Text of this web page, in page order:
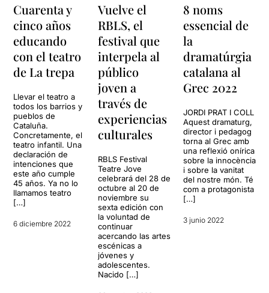
Cuarenta y
cinco años
educando
con el teatro
de La trepa
Llevar el teatro a
todos los barrios y
pueblos de
Cataluña.
Concretamente, el
teatro infantil. Una
declaración de
intenciones que
este año cumple
45 años. Ya no lo
llamamos teatro
[…]
6 diciembre 2022
Vuelve el
RBLS, el
festival que
interpela al
público
joven a
través de
experiencias
culturales
RBLS Festival
Teatre Jove
celebrará del 28 de
octubre al 20 de
noviembre su
sexta edición con
la voluntad de
continuar
acercando las artes
escénicas a
jóvenes y
adolescentes.
Nacido […]
8 noms
essencial de
la
dramatúrgia
catalana al
Grec 2022
JORDI PRAT I COLL
Aquest dramaturg,
director i pedagog
torna al Grec amb
una reflexió onírica
sobre la innocència
i sobre la vanitat
del nostre món. Té
com a protagonista
[…]
3 junio 2022